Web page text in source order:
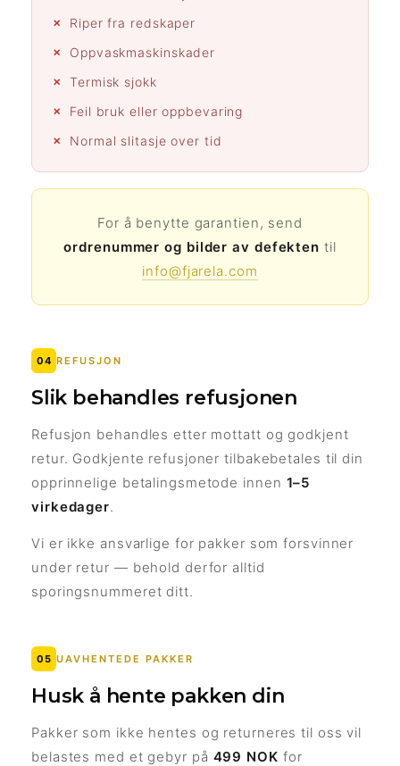
Riper fra redskaper
Oppvaskmaskinskader
Termisk sjokk
Feil bruk eller oppbevaring
Normal slitasje over tid
For å benytte garantien, send
ordrenummer og bilder av defekten til
info@fjarela.com
04 REFUSJON
Slik behandles refusjonen
Refusjon behandles etter mottatt og godkjent
retur. Godkjente refusjoner tilbakebetales til din
opprinnelige betalingsmetode innen 1–5
virkedager.
Vi er ikke ansvarlige for pakker som forsvinner
under retur — behold derfor alltid
sporingsnummeret ditt.
05 UAVHENTEDE PAKKER
Husk å hente pakken din
Pakker som ikke hentes og returneres til oss vil
belastes med et gebyr på 499 NOK for